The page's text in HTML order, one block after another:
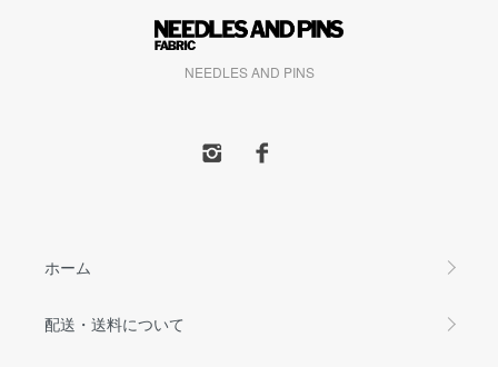
NEEDLES AND PINS
ホーム
配送・送料について